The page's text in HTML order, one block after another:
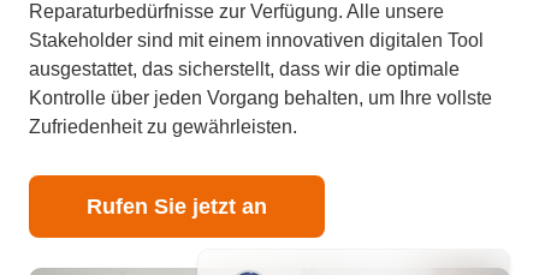
Reparaturbedürfnisse zur Verfügung. Alle unsere
Stakeholder sind mit einem innovativen digitalen Tool
ausgestattet, das sicherstellt, dass wir die optimale
Kontrolle über jeden Vorgang behalten, um Ihre vollste
Zufriedenheit zu gewährleisten.
Rufen Sie jetzt an